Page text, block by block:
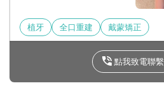
植牙 全口重建 戴蒙矯正
點我致電聯繫